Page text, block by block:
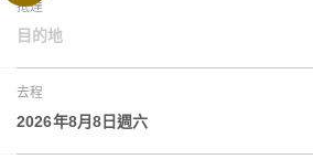
抵達
目的地
去程
2026年8月8日週六